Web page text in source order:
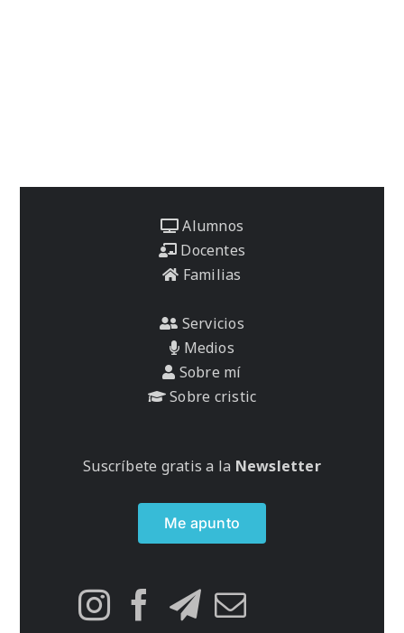
Alumnos
Docentes
Familias
Servicios
Medios
Sobre mí
Sobre cristic
Suscríbete gratis a la Newsletter
Me apunto